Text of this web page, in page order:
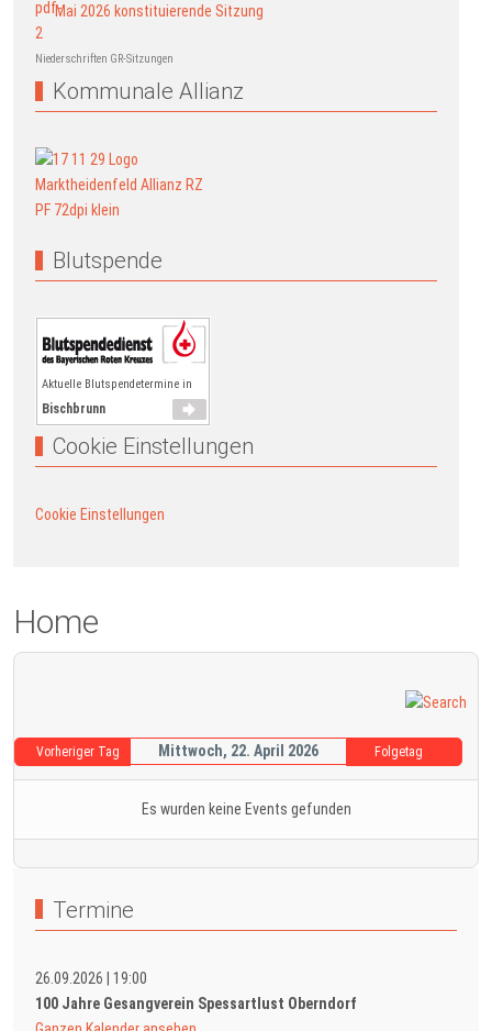
Mai 2026 konstituierende Sitzung
Niederschriften GR-Sitzungen
Kommunale Allianz
Blutspende
Aktuelle Blutspendetermine in
Bischbrunn
Cookie Einstellungen
Cookie Einstellungen
Home
Vorheriger Tag Mittwoch, 22. April 2026 Folgetag
Es wurden keine Events gefunden
Termine
26.09.2026
19:00
100 Jahre Gesangverein Spessartlust Oberndorf